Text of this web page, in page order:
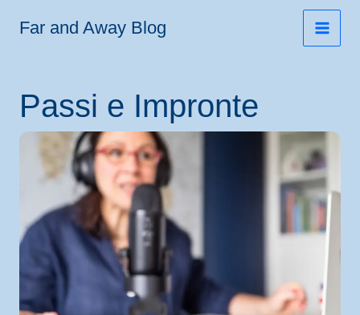
Far and Away Blog
Passi e Impronte